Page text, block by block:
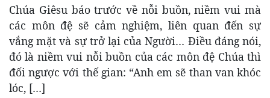
Chúa Giêsu báo trước về nỗi buồn, niềm vui mà
các môn đệ sẽ cảm nghiệm, liên quan đến sự
vắng mặt và sự trở lại của Người… Điều đáng nói,
đó là niềm vui nỗi buồn của các môn đệ Chúa thì
đối ngược với thế gian: “Anh em sẽ than van khóc
lóc, […]